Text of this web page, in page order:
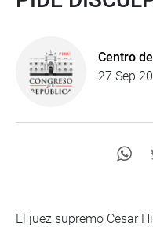
Centro
27 Sep
El juez supremo César